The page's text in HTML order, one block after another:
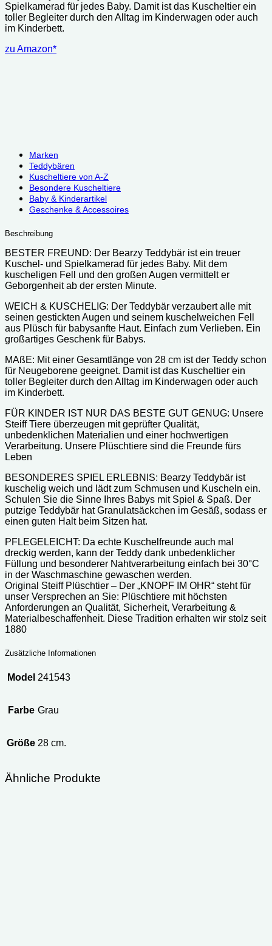
Spielkamerad für jedes Baby. Damit ist das Kuscheltier ein
toller Begleiter durch den Alltag im Kinderwagen oder auch
im Kinderbett.
zu Amazon*
Marken
Teddybären
Kuscheltiere von A-Z
Besondere Kuscheltiere
Baby & Kinderartikel
Geschenke & Accessoires
Beschreibung
BESTER FREUND: Der Bearzy Teddybär ist ein treuer
Kuschel- und Spielkamerad für jedes Baby. Mit dem
kuscheligen Fell und den großen Augen vermittelt er
Geborgenheit ab der ersten Minute.
WEICH & KUSCHELIG: Der Teddybär verzaubert alle mit
seinen gestickten Augen und seinem kuschelweichen Fell
aus Plüsch für babysanfte Haut. Einfach zum Verlieben. Ein
großartiges Geschenk für Babys.
MAßE: Mit einer Gesamtlänge von 28 cm ist der Teddy schon
für Neugeborene geeignet. Damit ist das Kuscheltier ein
toller Begleiter durch den Alltag im Kinderwagen oder auch
im Kinderbett.
FÜR KINDER IST NUR DAS BESTE GUT GENUG: Unsere
Steiff Tiere überzeugen mit geprüfter Qualität,
unbedenklichen Materialien und einer hochwertigen
Verarbeitung. Unsere Plüschtiere sind die Freunde fürs
Leben
BESONDERES SPIEL ERLEBNIS: Bearzy Teddybär ist
kuschelig weich und lädt zum Schmusen und Kuscheln ein.
Schulen Sie die Sinne Ihres Babys mit Spiel & Spaß. Der
putzige Teddybär hat Granulatsäckchen im Gesäß, sodass er
einen guten Halt beim Sitzen hat.
PFLEGELEICHT: Da echte Kuschelfreunde auch mal
dreckig werden, kann der Teddy dank unbedenklicher
Füllung und besonderer Nahtverarbeitung einfach bei 30°C
in der Waschmaschine gewaschen werden.
Original Steiff Plüschtier – Der „KNOPF IM OHR“ steht für
unser Versprechen an Sie: Plüschtiere mit höchsten
Anforderungen an Qualität, Sicherheit, Verarbeitung &
Materialbeschaffenheit. Diese Tradition erhalten wir stolz seit
1880
Zusätzliche Informationen
Model 241543
Farbe Grau
Größe 28 cm.
Ähnliche Produkte